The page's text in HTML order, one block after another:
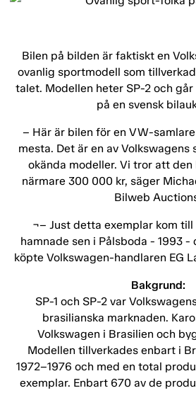
Bilen på bilden är faktiskt en
ovanlig sportmodell som
talet. Modellen heter SP-2 och
på en svensk
– Här är bilen för en VW-
mesta. Det är en av
okända modeller. Vi tror att
närmare 300 000 kr, säger
Bilweb
¬– Just detta exemplar kom till
hamnade sen i Pålsboda - 1993
köpte Volkswagen-handlaren EG
Bakgrund:
SP-1 och SP-2 var
brasilianska marknaden.
Volkswagen i Brasilien och
Modellen tillverkades enbart i
1972–1976 och med en total
exemplar. Enbart 670 av de